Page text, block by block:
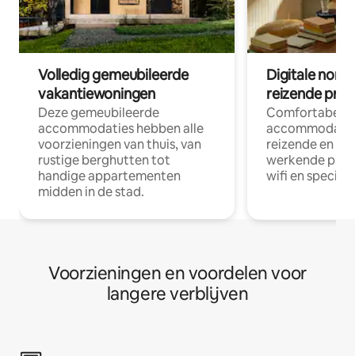
Volledig gemeubileerde
vakantiewoningen
Deze gemeubileerde
accommodaties hebben alle
voorzieningen van thuis, van
rustige berghutten tot
handige appartementen
midden in de stad.
Digitale
reizende
Comfortabele
reizende en
werkende
wifi en
Voorzieningen en voordelen voor
langere verblijven